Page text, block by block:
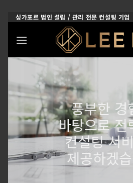
Skip
content
싱가포르 법인 설립 / 관리 전문 컨설팅 기업
풍부한 경
바탕으로 전
컨설팅 서
제공하겠